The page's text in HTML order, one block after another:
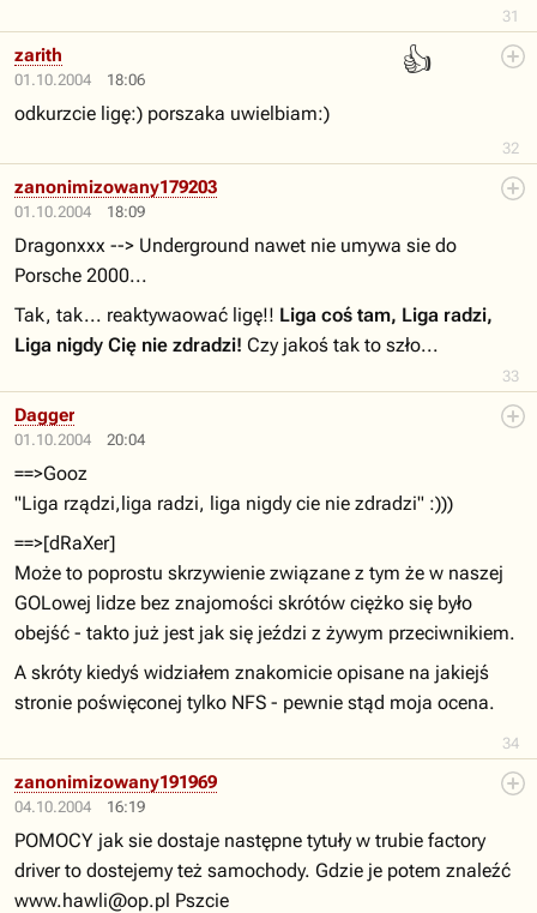
31
01.10.2004 18:06
👍
32
zarith
odkurzcie ligę:) porszaka uwielbiam:)
01.10.2004 18:09
33
zanonimizowany179203
Dragonxxx --> Underground nawet nie umywa sie do
Porsche 2000...
Tak, tak... reaktywaować ligę!! Liga coś tam, Liga radzi,
Liga nigdy Cię nie zdradzi! Czy jakoś tak to szło...
01.10.2004 20:04
34
Dagger
==>Gooz
"Liga rządzi,liga radzi, liga nigdy cie nie zdradzi" :)))
==>[dRaXer]
Może to poprostu skrzywienie związane z tym że w naszej
GOLowej lidze bez znajomości skrótów ciężko się było
obejść - takto już jest jak się jeździ z żywym przeciwnikiem.
A skróty kiedyś widziałem znakomicie opisane na jakiejś
stronie poświęconej tylko NFS - pewnie stąd moja ocena.
04.10.2004 16:19
zanonimizowany191969
POMOCY jak sie dostaje następne tytuły w trubie factory
driver to dostejemy też samochody. Gdzie je potem znaleźć
www.hawli@op.pl Pszcie